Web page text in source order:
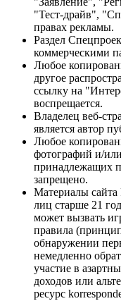
"Тест-драйв",
правах рекламы.
Раздел
коммерческими
Любое
другое
ссылку на
воспрещается.
Владелец веб-
является автор
Любое
фотографий и/
принадлежащих
запрещено.
Материалы сайта
лиц старше 21
может вызвать
правила
обнаружении
немедленно
участие в
доходов или
ресурс